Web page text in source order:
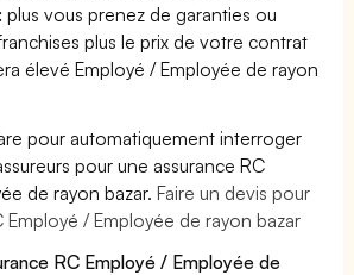
plus vous prenez de garanties ou
plus le prix de votre contrat
élevé Employé / Employée de rayon
pour automatiquement interroger
pour une assurance RC
de rayon bazar.Faire un devis pour
Employé / Employée de rayon bazar
RC Employé / Employée de